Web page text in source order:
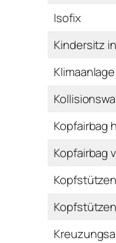
Isofix
Kindersitz
Klimaanlage
Kopfairbag
Kopfairbag